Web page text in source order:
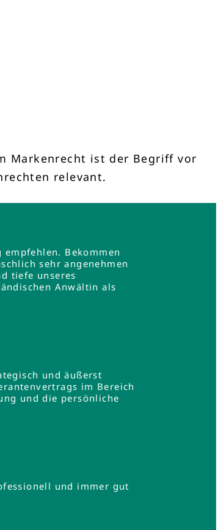
Markenrecht ist der Begriff vor
relevant.
Bekommen
sehr angenehmen
tiefe unseres
Anwältin als
und äußerst
im Bereich
und die persönliche
und immer gut